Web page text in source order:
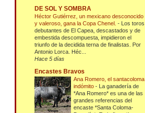
DE SOL Y SOMBRA
Héctor Gutiérrez, un mexicano desconocido
y valeroso, gana la Copa Chenel.- Los toros
debutantes de El Capea, descastados y de
embestida descompuesta, impidieron el
triunfo de la decidida terna de finalistas. Por
Antonio Lorca. Héc...
Hace 5 días
Encastes Bravos
Ana Romero, el santacoloma
indómito- La ganadería de
*Ana Romero* es una de las
grandes referencias del
encaste *Santa Coloma-